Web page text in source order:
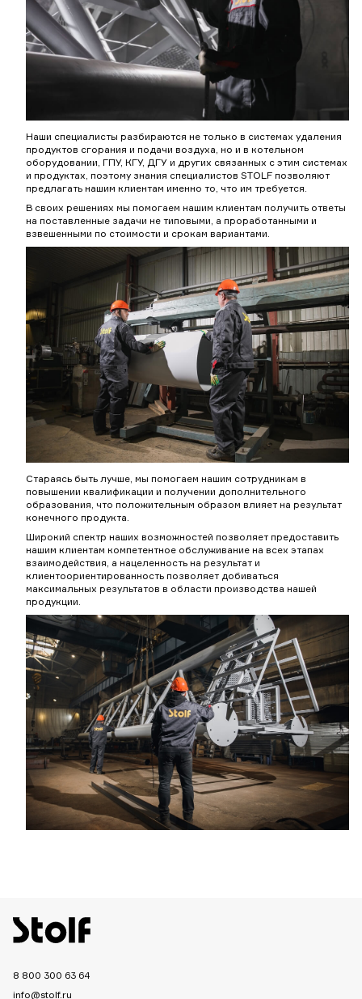
Наши специалисты разбираются не только в системах удаления
продуктов сгорания и подачи воздуха, но и в котельном
оборудовании, ГПУ, КГУ, ДГУ и других связанных с этим системах
и продуктах, поэтому знания специалистов STOLF позволяют
предлагать нашим клиентам именно то, что им требуется.
В своих решениях мы помогаем нашим клиентам получить ответы
на поставленные задачи не типовыми, а проработанными и
взвешенными по стоимости и срокам вариантами.
Стараясь быть лучше, мы помогаем нашим сотрудникам в
повышении квалификации и получении дополнительного
образования, что положительным образом влияет на результат
конечного продукта.
Широкий спектр наших возможностей позволяет предоставить
нашим клиентам компетентное обслуживание на всех этапах
взаимодействия, а нацеленность на результат и
клиентоориентированность позволяет добиваться
максимальных результатов в области производства нашей
продукции.
8 800 300 63 64
info@stolf.ru